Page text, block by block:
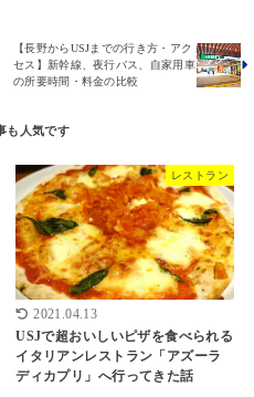
【長野からUSJまでの行き方・アク
セス】新幹線、夜行バス、自家用車
の所要時間・料金の比較
レストラン
2021.04.13
USJで超おいしいピザを食べられる
イタリアンレストラン「アズーラ
ディカプリ」へ行ってきた話